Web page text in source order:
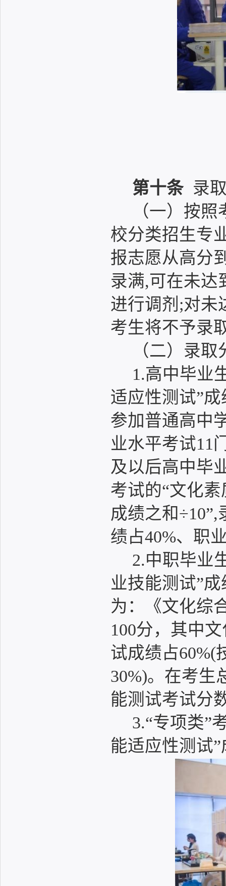
第十条录
（一）按
校分类招生专
报志愿从高分
录满,可在未达
进行调剂;对未
考生将不予录
（二）录
1.高中毕业
适应性测试”
参加普通高中
业水平考试11
及以后高中毕
考试的“文化
成绩之和
绩占40%、职
2.中职毕业
业技能测试”
为：《文化综
100分，其中
试成绩占60%(
30%)。在考生
能测试考试分
3.“专项类”
能适应性测试